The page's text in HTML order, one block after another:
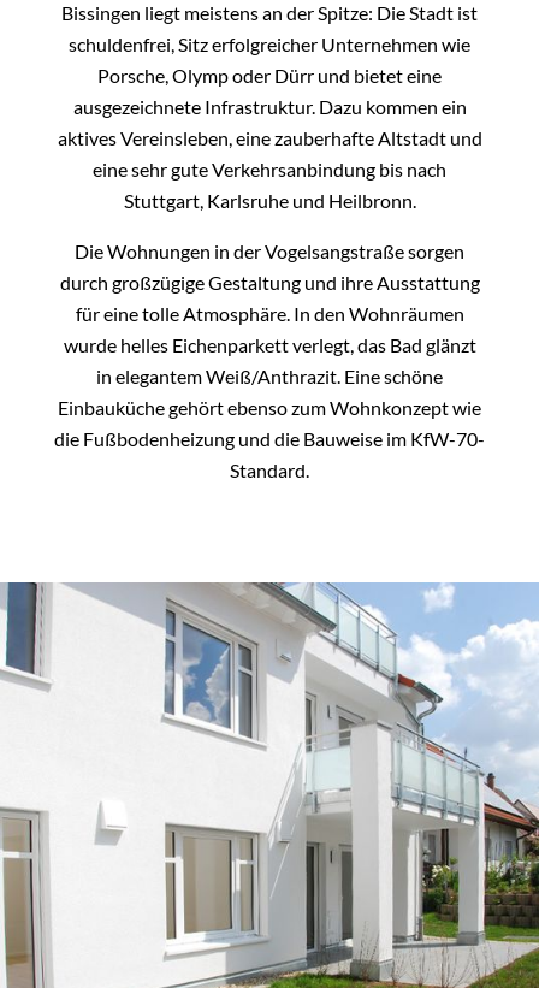
Bissingen liegt meistens an der Spitze: Die Stadt ist
schuldenfrei, Sitz erfolgreicher Unternehmen wie
Porsche, Olymp oder Dürr und bietet eine
ausgezeichnete Infrastruktur. Dazu kommen ein
aktives Vereinsleben, eine zauberhafte Altstadt und
eine sehr gute Verkehrsanbindung bis nach
Stuttgart, Karlsruhe und Heilbronn.
Die Wohnungen in der Vogelsangstraße sorgen
durch großzügige Gestaltung und ihre Ausstattung
für eine tolle Atmosphäre. In den Wohnräumen
wurde helles Eichenparkett verlegt, das Bad glänzt
in elegantem Weiß/Anthrazit. Eine schöne
Einbauküche gehört ebenso zum Wohnkonzept wie
die Fußbodenheizung und die Bauweise im KfW-70-
Standard.